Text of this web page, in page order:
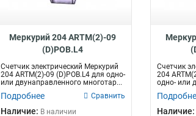
Меркурий 204 ARTM(2)-09
(D)POB.L4
Счетчик электрический Меркурий
204 ARTM(2)-09 (D)POB.L4 для одно-
или двунаправленного многотар...
Подробнее Сравнить
Наличие: В наличии
Счетчик
204
одно- или
Наличие: